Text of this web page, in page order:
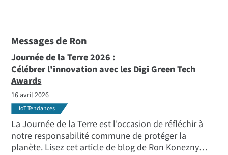
Messages de Ron
Journée de la Terre 2026 :
Célébrer l'innovation avec les Digi Green Tech
Awards
16 avril 2026
IoT Tendances
La Journée de la Terre est l'occasion de réfléchir à
notre responsabilité commune de protéger la
planète. Lisez cet article de blog de Ron Konezny